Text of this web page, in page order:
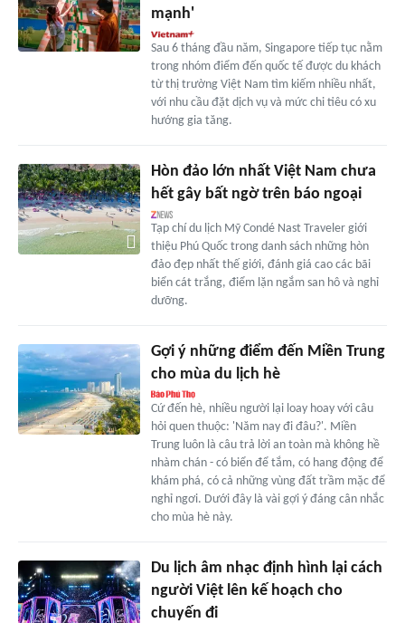
mạnh'
Sau 6 tháng đầu năm, Singapore tiếp tục nằm
trong nhóm điểm đến quốc tế được du khách
từ thị trường Việt Nam tìm kiếm nhiều nhất,
với nhu cầu đặt dịch vụ và mức chi tiêu có xu
hướng gia tăng.
Hòn đảo lớn nhất Việt Nam chưa
hết gây bất ngờ trên báo ngoại
Tạp chí du lịch Mỹ Condé Nast Traveler giới
thiệu Phú Quốc trong danh sách những hòn
đảo đẹp nhất thế giới, đánh giá cao các bãi
biển cát trắng, điểm lặn ngắm san hô và nghỉ
dưỡng.
Gợi ý những điểm đến Miền Trung
cho mùa du lịch hè
Cứ đến hè, nhiều người lại loay hoay với câu
hỏi quen thuộc: 'Năm nay đi đâu?'. Miền
Trung luôn là câu trả lời an toàn mà không hề
nhàm chán - có biển để tắm, có hang động để
khám phá, có cả những vùng đất trầm mặc để
nghỉ ngơi. Dưới đây là vài gợi ý đáng cân nhắc
cho mùa hè này.
Du lịch âm nhạc định hình lại cách
người Việt lên kế hoạch cho
chuyến đi